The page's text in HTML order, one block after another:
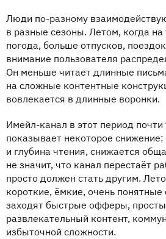
Люди по-разному
в разные сезоны. Летом, когда
погода, больше отпусков,
внимание пользователя
Он меньше читает длинные
на сложные контентные
вовлекается в длинные воронки.
Имейл-канал в этот период почти
показывает некоторое
и глубина чтения, снижается
не значит, что канал перестаёт
просто должен стать другим.
короткие, ёмкие, очень
заходят быстрые офферы,
развлекательный контент,
избыточной сложности.